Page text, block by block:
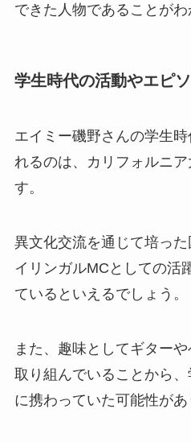
できた人物であることがわ
学生時代の活動やエピ
エイミー磯野さんの学生
れるのは、カリフォルニ
す。
異文化交流を通じて培っ
イリンガルMCとしての活
ているといえるでしょう。
また、趣味としてギター
取り組んでいることから
に携わっていた可能性があ